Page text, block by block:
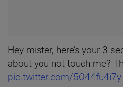
Hey mister, here’s your 3
about you not touch me?
pic.twitter.com/5O44fu4i7y